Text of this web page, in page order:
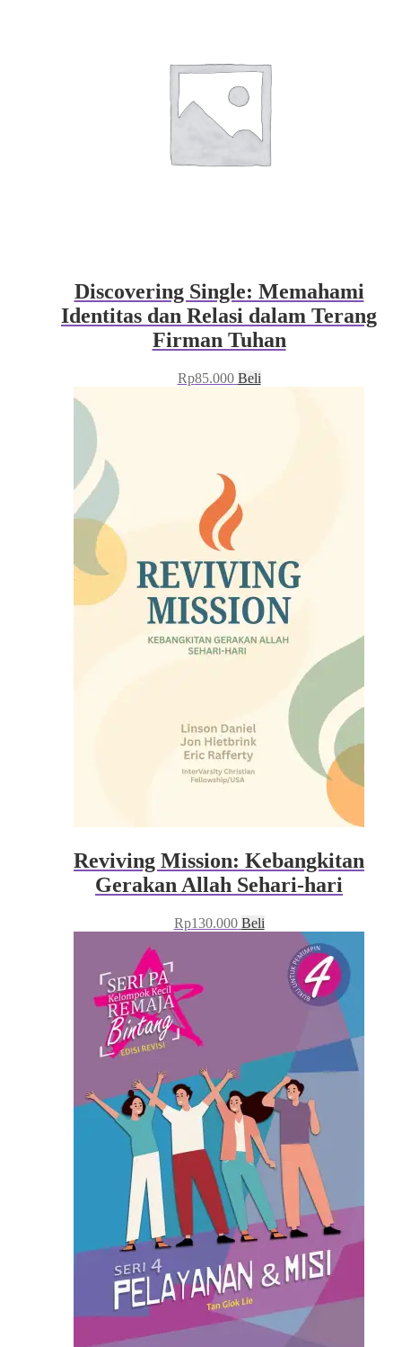
Discovering Single: Memahami
Identitas dan Relasi dalam Terang
Firman Tuhan
Rp85.000 Beli
Reviving Mission: Kebangkitan
Gerakan Allah Sehari-hari
Rp130.000 Beli